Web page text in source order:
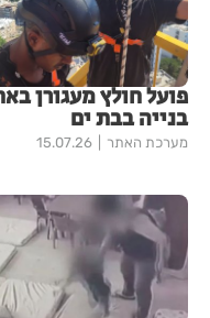
פועל חולץ מעגורן
בנייה בבת ים
מערכת האתר 15.07.26